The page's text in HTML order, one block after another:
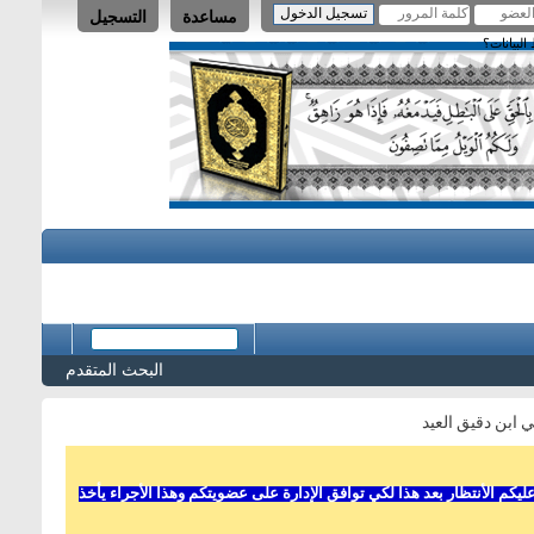
التسجيل مساعدة
البحث المتقدم
دقيق العيد
بعد هذا لكي توافق الإدارة على عضويتكم وهذا الأجراء يأخذ